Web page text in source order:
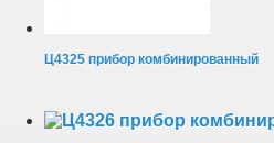
Ц4325 прибор комбинированный